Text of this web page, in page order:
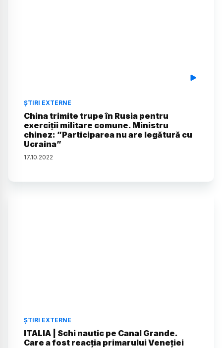
ȘTIRI EXTERNE
China trimite trupe în Rusia pentru
exerciții militare comune. Ministru
chinez: ”Participarea nu are legătură cu
Ucraina”
17.10.2022
ȘTIRI EXTERNE
ITALIA | Schi nautic pe Canal Grande.
Care a fost reacția primarului Veneției